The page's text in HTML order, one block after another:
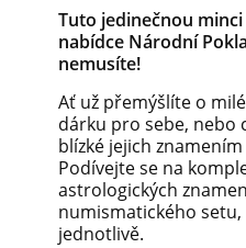
Tuto jedinečnou
nabídce Národní
nemusíte!
Ať už přemýšlíte o
dárku pro sebe, nebo
blízké jejich
Podívejte se na
astrologických
numismatického
jednotlivě.